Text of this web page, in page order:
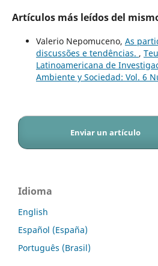
Artículos más leídos del
Valerio Nepomuceno, As
discussões e tendências. ,
Latinoamericana de
Ambiente y Sociedad: Vol. 6
Enviar un artículo
Idioma
English
Español (España)
Português (Brasil)